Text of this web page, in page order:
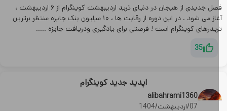
فصل جدیدی از هیجان در دنیای ترید اردیبهشت کوینگرام از ۶ اردیبهشت ،
آغاز می شود . در این دوره از رقابت ها ، ۱۰ میلیون بنک جایزه منتظر برترین
کوینگرام است ! فرصتی برای یادگیری ودریافت جایزه .....
35
اپدید جدید کوینگرام
alibahrami1360